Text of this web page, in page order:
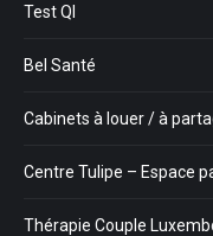
Test QI
Bel Santé
Cabinets à louer / à
Centre Tulipe – Espace
Thérapie Couple